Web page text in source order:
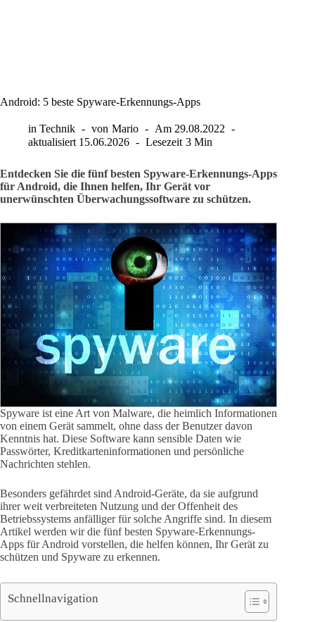
Android: 5 beste Spyware-Erkennungs-Apps
in Technik von Mario Am 29.08.2022
aktualisiert 15.06.2026 Lesezeit 3 Min
Entdecken Sie die fünf besten Spyware-Erkennungs-Apps
für Android, die Ihnen helfen, Ihr Gerät vor
unerwünschten Überwachungssoftware zu schützen.
Spyware ist eine Art von Malware, die heimlich Informationen
von einem Gerät sammelt, ohne dass der Benutzer davon
Kenntnis hat. Diese Software kann sensible Daten wie
Passwörter, Kreditkarteninformationen und persönliche
Nachrichten stehlen.
Besonders gefährdet sind Android-Geräte, da sie aufgrund
ihrer weit verbreiteten Nutzung und der Offenheit des
Betriebssystems anfälliger für solche Angriffe sind. In diesem
Artikel werden wir die fünf besten Spyware-Erkennungs-
Apps für Android vorstellen, die helfen können, Ihr Gerät zu
schützen und Spyware zu erkennen.
Schnellnavigation